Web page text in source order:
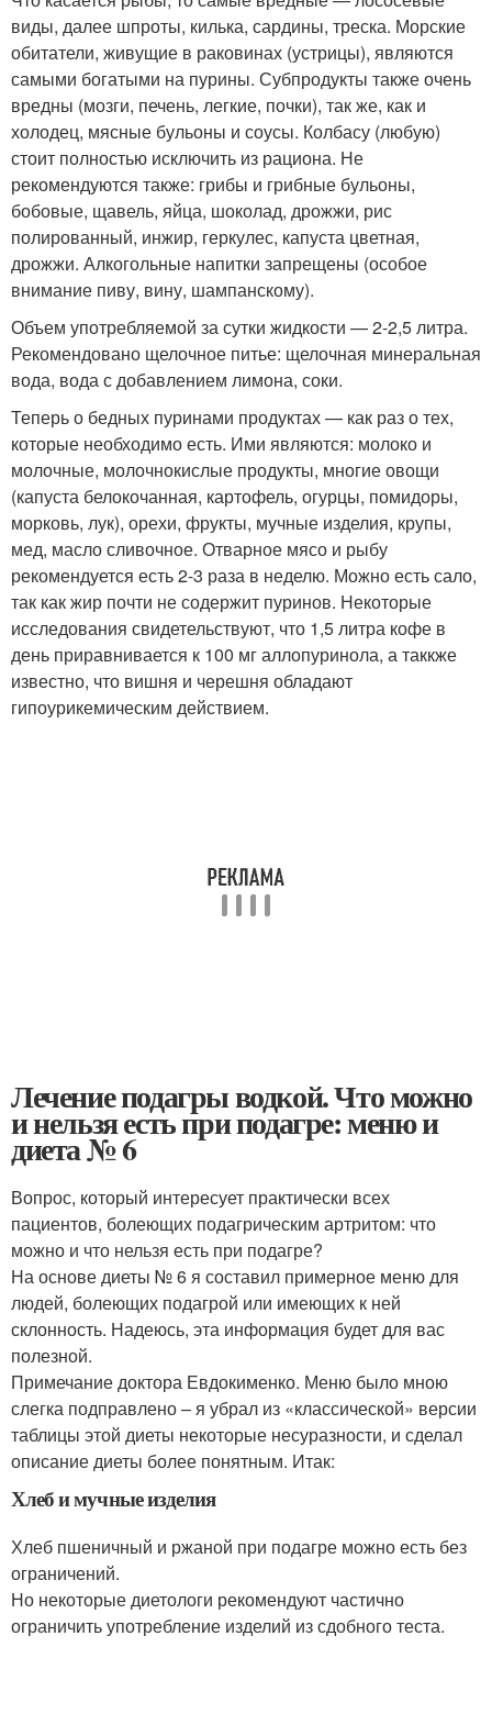
виды, далее шпроты, килька, сардины, треска. Морские
обитатели, живущие в раковинах (устрицы), являются
самыми богатыми на пурины. Субпродукты также очень
вредны (мозги, печень, легкие, почки), так же, как и
холодец, мясные бульоны и соусы. Колбасу (любую)
стоит полностью исключить из рациона. Не
рекомендуются также: грибы и грибные бульоны,
бобовые, щавель, яйца, шоколад, дрожжи, рис
полированный, инжир, геркулес, капуста цветная,
дрожжи. Алкогольные напитки запрещены (особое
внимание пиву, вину, шампанскому).
Объем употребляемой за сутки жидкости — 2-2,5 литра.
Рекомендовано щелочное питье: щелочная минеральная
вода, вода с добавлением лимона, соки.
Теперь о бедных пуринами продуктах — как раз о тех,
которые необходимо есть. Ими являются: молоко и
молочные, молочнокислые продукты, многие овощи
(капуста белокочанная, картофель, огурцы, помидоры,
морковь, лук), орехи, фрукты, мучные изделия, крупы,
мед, масло сливочное. Отварное мясо и рыбу
рекомендуется есть 2-3 раза в неделю. Можно есть сало,
так как жир почти не содержит пуринов. Некоторые
исследования свидетельствуют, что 1,5 литра кофе в
день приравнивается к 100 мг аллопуринола, а таккже
известно, что вишня и черешня обладают
гипоурикемическим действием.
Лечение подагры водкой. Что можно
и нельзя есть при подагре: меню и
диета № 6
Вопрос, который интересует практически всех
пациентов, болеющих подагрическим артритом: что
можно и что нельзя есть при подагре?
На основе диеты № 6 я составил примерное меню для
людей, болеющих подагрой или имеющих к ней
склонность. Надеюсь, эта информация будет для вас
полезной.
Примечание доктора Евдокименко. Меню было мною
слегка подправлено – я убрал из «классической» версии
таблицы этой диеты некоторые несуразности, и сделал
описание диеты более понятным. Итак:
Хлеб и мучные изделия
Хлеб пшеничный и ржаной при подагре можно есть без
ограничений.
Но некоторые диетологи рекомендуют частично
ограничить употребление изделий из сдобного теста.